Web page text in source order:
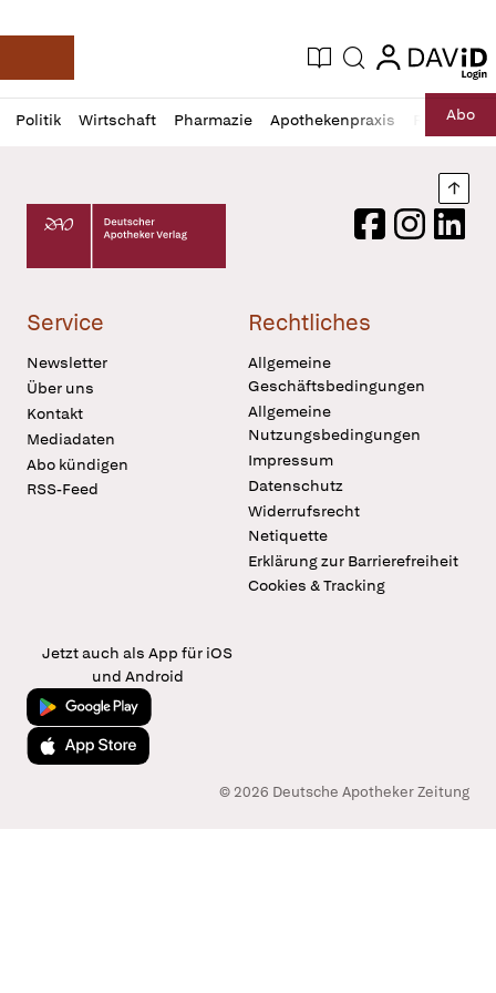
Deutsche Apotheker Zeitung
Aktuelle Ausgabe
Suche login
login
Politik Wirtschaft Pharmazie Apothekenpraxis RechtAbo
Profil
öffnen
Daz
Pur
Deutscher Apotheker Verlag Logo
FacebookInstagram
Service
Newsletter
Über uns
Kontakt
Mediadaten
Abo kündigen
RSS-Feed
Rechtliches
Allgemeine
Geschäftsbedingungen
Allgemeine
Nutzungsbedingungen
Impressum
Datenschutz
Widerrufsrecht
Netiquette
Erklärung zur Barrierefreiheit
Cookies & Tracking
Jetzt auch als App für iOS
und Android
Jetzt bei Google Play
Laden im App Store
© 2026 Deutsche Apotheker Zeitung